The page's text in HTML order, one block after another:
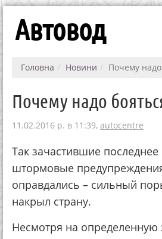
Автовод
Головна Новини Почему надо
Почему надо
11.02.2016 р. в 11:39, autocentre
Так зачастившие
штормовые
оправдались – сильный
накрыл страну.
Несмотря на